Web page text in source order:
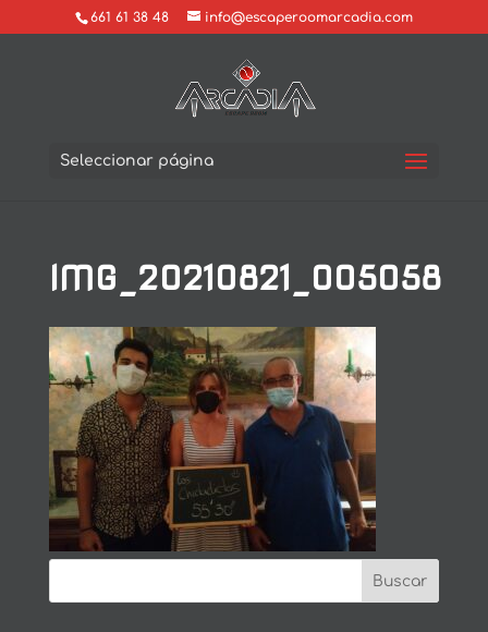
661 61 38 48 info@escaperoomarcadia.com
Seleccionar página
IMG_20210821_005058